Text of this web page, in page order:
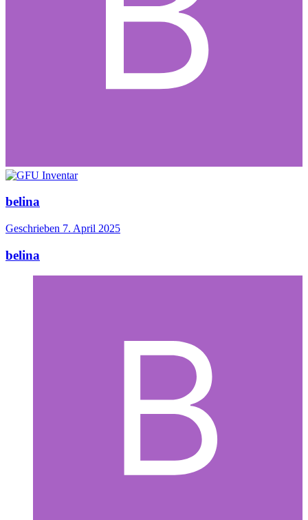
belina
Geschrieben 7. April 2025
belina